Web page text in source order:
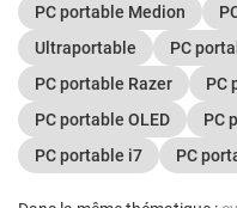
PC portable Medion
Ultraportable
PC
PC portable Razer
PC
PC portable OLED
PC
PC portable i7
PC